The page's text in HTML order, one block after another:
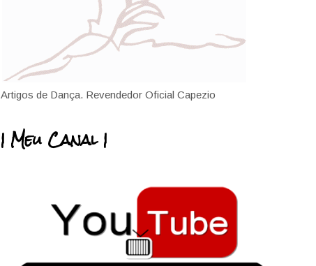
Artigos de Dança. Revendedor Oficial Capezio
| Meu Canal |